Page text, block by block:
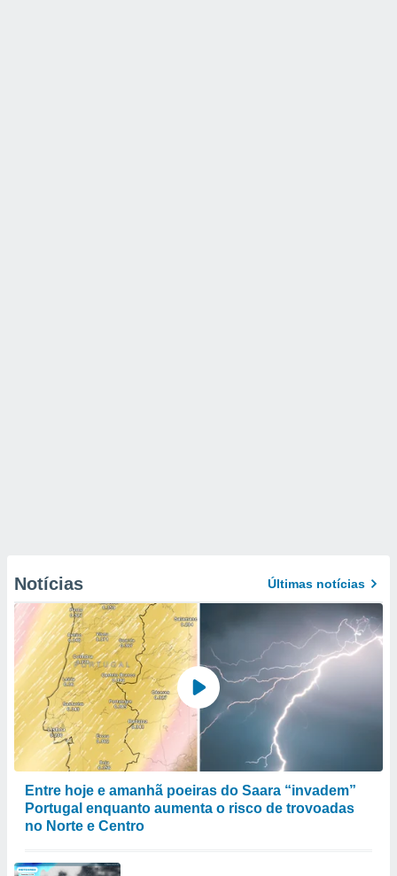
Notícias Últimas notícias
Entre hoje e amanhã poeiras do Saara “invadem”
Portugal enquanto aumenta o risco de trovoadas
no Norte e Centro